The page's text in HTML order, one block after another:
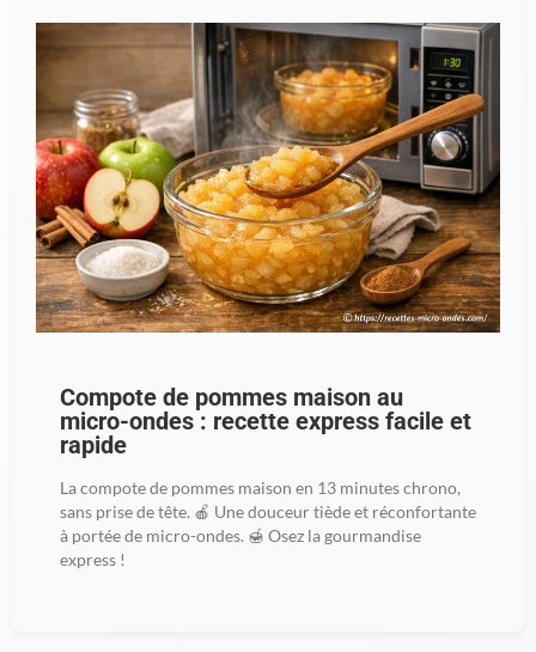
Compote de pommes maison au
micro-ondes : recette express facile et
rapide
La compote de pommes maison en 13 minutes chrono,
sans prise de tête. 🍎 Une douceur tiède et réconfortante
à portée de micro-ondes. 🍯 Osez la gourmandise
express !